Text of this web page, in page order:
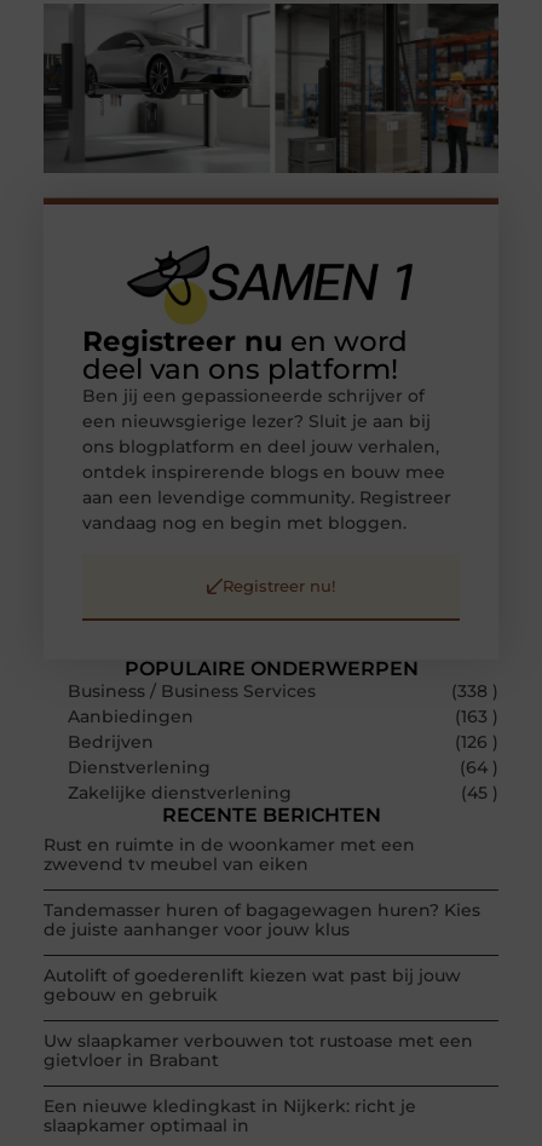
POPULAIRE ONDERWERPEN
Business / Business Services
(338 )
Aanbiedingen
(163 )
Bedrijven
(126 )
Dienstverlening
(64 )
Zakelijke dienstverlening
(45 )
RECENTE BERICHTEN
Rust en ruimte in de woonkamer met een
zwevend tv meubel van eiken
Tandemasser huren of bagagewagen huren? Kies
de juiste aanhanger voor jouw klus
Autolift of goederenlift kiezen wat past bij jouw
gebouw en gebruik
Uw slaapkamer verbouwen tot rustoase met een
gietvloer in Brabant
Een nieuwe kledingkast in Nijkerk: richt je
slaapkamer optimaal in
Registreer nu en word
deel van ons platform!
Ben jij een gepassioneerde schrijver of
een nieuwsgierige lezer? Sluit je aan bij
ons blogplatform en deel jouw verhalen,
ontdek inspirerende blogs en bouw mee
aan een levendige community. Registreer
vandaag nog en begin met bloggen.
Registreer nu!